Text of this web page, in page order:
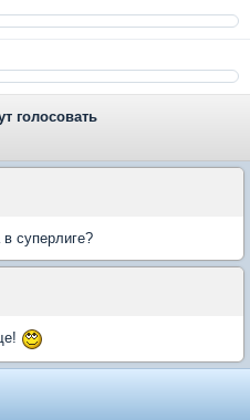
голосовать
суперлиге?